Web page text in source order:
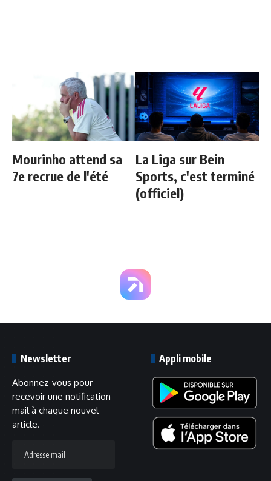
Mourinho attend sa
7e recrue de l'été
La Liga sur Bein
Sports, c'est terminé
(officiel)
Newsletter
Abonnez-vous pour
recevoir une notification
mail à chaque nouvel
article.
mail
Appli mobile